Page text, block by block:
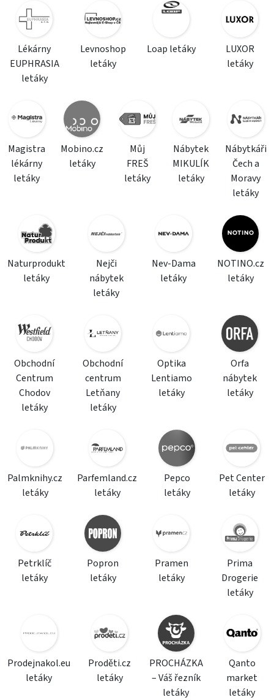
Lékárny
EUPHRASIA
letáky
Levnoshop
letáky
Loap letáky
LUXOR
letáky
Magistra
lékárny
letáky
Mobino.cz
letáky
Můj
FREŠ
letáky
Nábytek
MIKULÍK
letáky
Nábytkáři
Čech a
Moravy
letáky
Naturprodukt
letáky
Nejči
nábytek
letáky
Nev-Dama
letáky
NOTINO.cz
letáky
Obchodní
Centrum
Chodov
letáky
Obchodní
centrum
Letňany
letáky
Optika
Lentiamo
letáky
Orfa
nábytek
letáky
Palmknihy.cz
letáky
Parfemland.cz
letáky
Pepco
letáky
Pet Center
letáky
Petrklíč
letáky
Popron
letáky
Pramen
letáky
Prima
Drogerie
letáky
Prodejnakol.eu
letáky
Proděti.cz
letáky
PROCHÁZKA
– Váš řezník
letáky
Qanto
market
letáky